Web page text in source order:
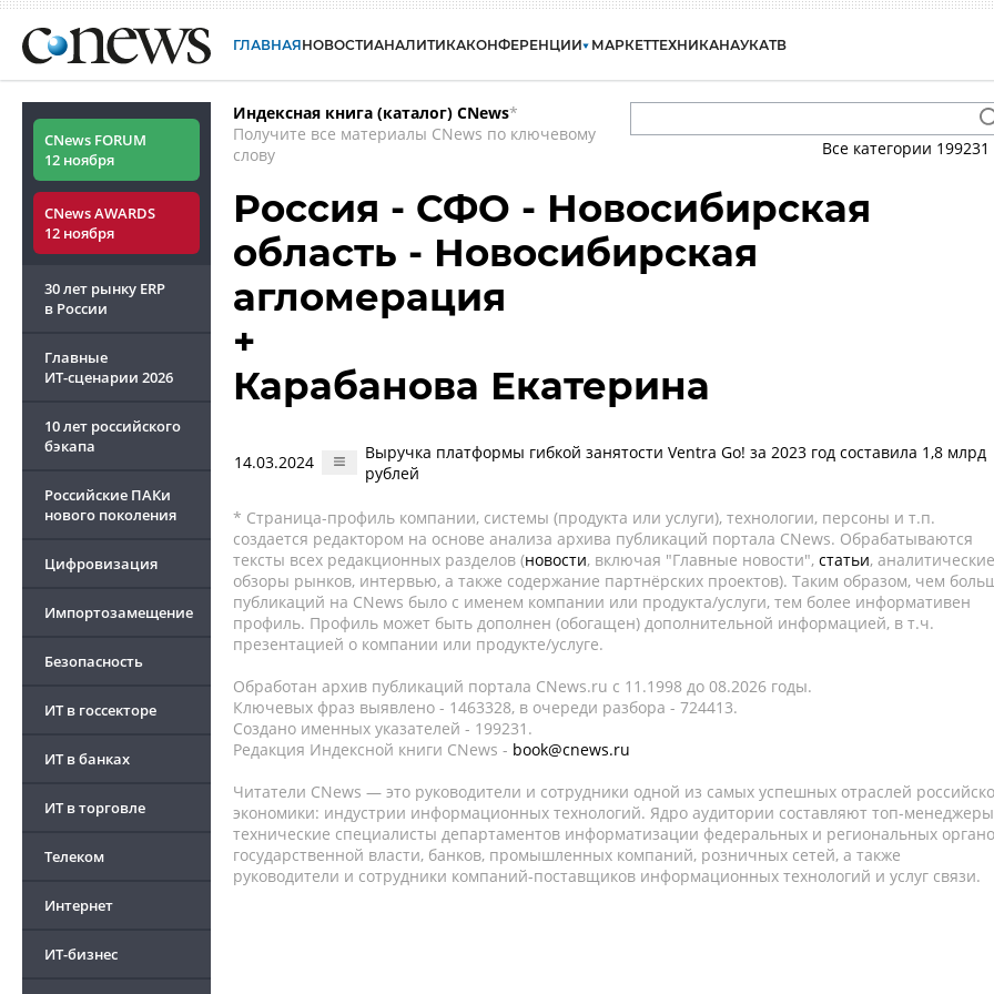
ГЛАВНАЯНОВОСТИАНАЛИТИКАКОНФЕРЕНЦИИ МАРКЕТТЕХНИКАНАУКАТВ
CNews FORUM
12 ноября
CNews AWARDS
12 ноября
30 лет рынку ERP
в России
Главные
ИТ-сценарии 2026
10 лет российского
бэкапа
Российские ПАКи
нового поколения
Цифровизация
Импортозамещение
Безопасность
ИТ в госсекторе
ИТ в банках
ИТ в торговле
Телеком
Интернет
ИТ-бизнес
Индексная книга (каталог) CNews*
Получите все материалы CNews по ключевому
слову
Все категории 199231
Россия - СФО - Новосибирская
область - Новосибирская
агломерация
+
Карабанова Екатерина
14.03.2024
Выручка платформы гибкой занятости Ventra Go! за 2023 год составила 1,8 млрд
рублей
* Страница-профиль компании, системы (продукта или услуги), технологии, персоны и т.п.
создается редактором на основе анализа архива публикаций портала CNews. Обрабатываются
тексты всех редакционных разделов (новости, включая "Главные новости", статьи, аналитические
обзоры рынков, интервью, а также содержание партнёрских проектов). Таким образом, чем
публикаций на CNews было с именем компании или продукта/услуги, тем более информативен
профиль. Профиль может быть дополнен (обогащен) дополнительной информацией, в т.ч.
презентацией о компании или продукте/услуге.
Обработан архив публикаций портала CNews.ru c 11.1998 до 08.2026 годы.
Ключевых фраз выявлено - 1463328, в очереди разбора - 724413.
Создано именных указателей - 199231.
Редакция Индексной книги CNews - book@cnews.ru
Читатели CNews — это руководители и сотрудники одной из самых успешных отраслей
экономики: индустрии информационных технологий. Ядро аудитории составляют топ-
технические специалисты департаментов информатизации федеральных и региональных
государственной власти, банков, промышленных компаний, розничных сетей, а также
руководители и сотрудники компаний-поставщиков информационных технологий и услуг связи.